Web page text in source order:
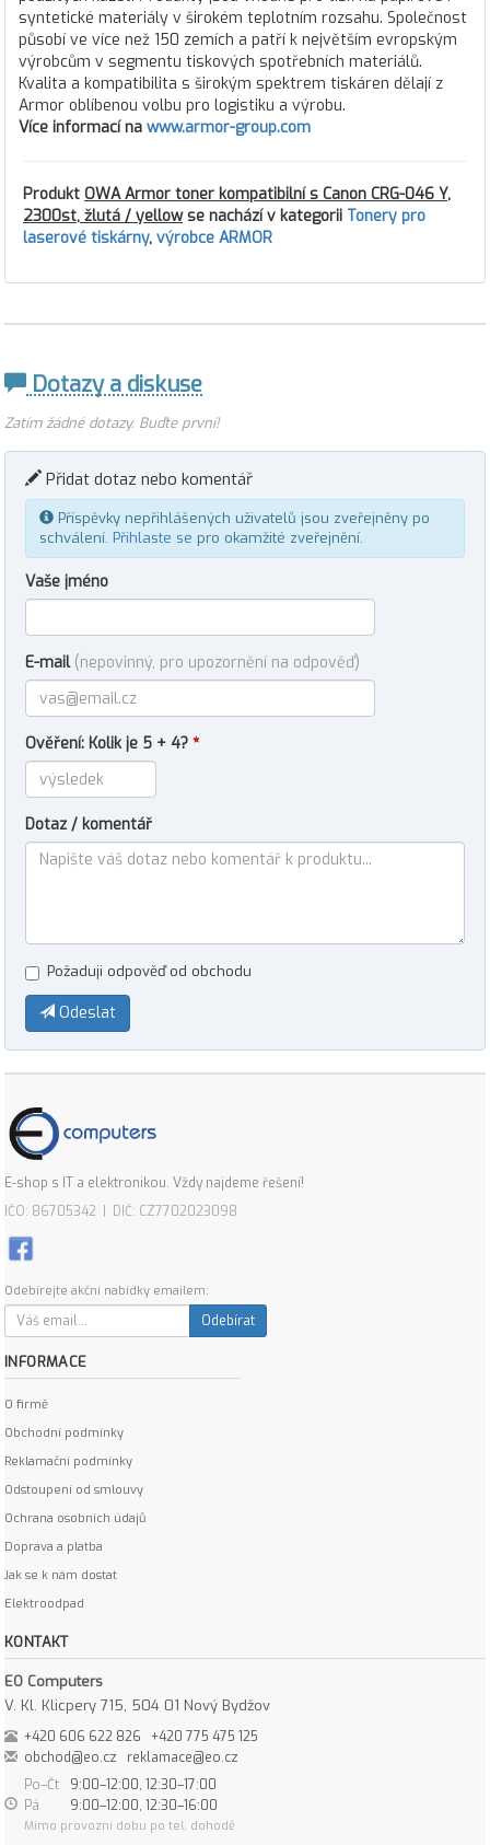
syntetické materiály v širokém teplotním rozsahu. Společnost
působí ve více než 150 zemích a patří k největším evropským
výrobcům v segmentu tiskových spotřebních materiálů.
Kvalita a kompatibilita s širokým spektrem tiskáren dělají z
Armor oblíbenou volbu pro logistiku a výrobu.
Více informací na www.armor-group.com
Produkt OWA Armor toner kompatibilní s Canon CRG-046 Y,
2300st, žlutá / yellowse nachází v kategorii Tonery pro
laserové tiskárny, výrobce ARMOR
Dotazy a diskuse
Zatím žádné dotazy. Buďte první!
Přidat dotaz nebo komentář
Příspěvky nepřihlášených uživatelů jsou zveřejněny po
schválení. Přihlaste se pro okamžité zveřejnění.
Vaše jméno
E-mail (nepovinný, pro upozornění na odpověď)
Ověření: Kolik je 5 + 4? *
Dotaz / komentář
Požaduji odpověď od obchodu
Odeslat
E-shop s IT a elektronikou. Vždy najdeme řešení!
IČO: 86705342 | DIČ: CZ7702023098
Odebírejte akční nabídky emailem:
Odebírat
INFORMACE
O firmě
Obchodní podmínky
Reklamační podmínky
Odstoupení od smlouvy
Ochrana osobních údajů
Doprava a platba
Jak se k nám dostat
Elektroodpad
KONTAKT
EO Computers
V. Kl. Klicpery 715, 504 01 Nový Bydžov
+420 606 622 826
+420 775 475 125
obchod@eo.cz
reklamace@eo.cz
Po–Čt
9:00–12:00, 12:30–17:00
Pá
9:00–12:00, 12:30–16:00
Mimo provozní dobu po tel. dohodě